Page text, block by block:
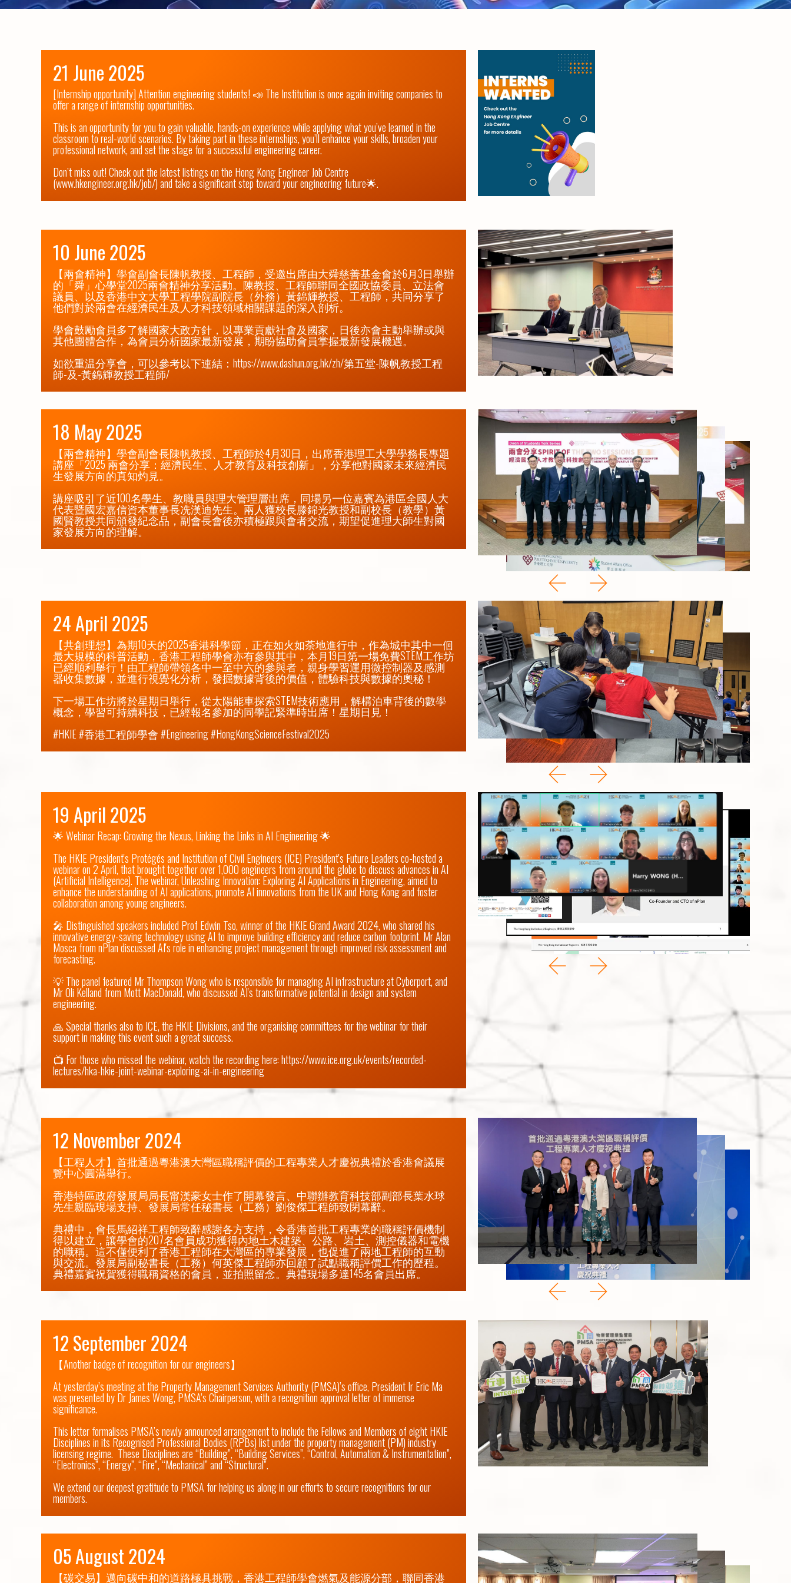
21 June 2025
[Internship opportunity] Attention engineering students! 📣 The Institution is once again inviting companies to
offer a range of internship opportunities.
This is an opportunity for you to gain valuable, hands-on experience while applying what you’ve learned in the
classroom to real-world scenarios. By taking part in these internships, you’ll enhance your skills, broaden your
professional network, and set the stage for a successful engineering career.
Don’t miss out! Check out the latest listings on the Hong Kong Engineer Job Centre
(www.hkengineer.org.hk/job/) and take a significant step toward your engineering future🌟.
10 June 2025
【兩會精神】學會副會長陳帆教授、工程師，受邀出席由大舜慈善基金會於6月3日舉辦
的「舜」心學堂2025兩會精神分享活動。陳教授、工程師聯同全國政協委員、立法會
議員、以及香港中文大學工程學院副院長（外務）黃錦輝教授、工程師，共同分享了
他們對於兩會在經濟民生及人才科技領域相關課題的深入剖析。
學會鼓勵會員多了解國家大政方針，以專業貢獻社會及國家，日後亦會主動舉辦或與
其他團體合作，為會員分析國家最新發展，期盼協助會員掌握最新發展機遇。
如欲重温分享會，可以參考以下連結： https://www.dashun.org.hk/zh/第五堂-陳帆教授工程
師-及-黃錦輝教授工程師/
18 May 2025
【兩會精神】學會副會長陳帆教授、工程師於4月30日，出席香港理工大學學務長專題
講座「2025 兩會分享：經濟民生、人才教育及科技創新」，分享他對國家未來經濟民
生發展方向的真知灼見。
講座吸引了近100名學生、教職員與理大管理層出席，同場另一位嘉賓為港區全國人大
代表暨國宏嘉信資本董事長冼漢迪先生。兩人獲校長滕錦光教授和副校長（教學）黃
國賢教授共同頒發紀念品，副會長會後亦積極跟與會者交流，期望促進理大師生對國
家發展方向的理解。
24 April 2025
【共創理想】為期10天的2025香港科學節，正在如火如荼地進行中，作為城中其中一佪
最大規模的科普活動，香港工程師學會亦有參與其中，本月19日第一場免費STEM工作坊
已經順利舉行！由工程師帶領各中一至中六的參與者，親身學習運用微控制器及感測
器收集數據，並進行視覺化分析，發掘數據背後的價值，體驗科技與數據的奧秘！
下一場工作坊將於星期日舉行，從太陽能車探索STEM技術應用，解構泊車背後的數學
概念，學習可持續科技，已經報名參加的同學記緊準時出席！星期日見！
#HKIE #香港工程師學會 #Engineering #HongKongScienceFestival2025
19 April 2025
🌟 Webinar Recap: Growing the Nexus, Linking the Links in AI Engineering 🌟
The HKIE President's Protégés and Institution of Civil Engineers (ICE) President's Future Leaders co-hosted a
webinar on 2 April, that brought together over 1,000 engineers from around the globe to discuss advances in AI
(Artificial Intelligence). The webinar, Unleashing Innovation: Exploring AI Applications in Engineering, aimed to
enhance the understanding of AI applications, promote AI innovations from the UK and Hong Kong and foster
collaboration among young engineers.
🎤 Distinguished speakers included Prof Edwin Tso, winner of the HKIE Grand Award 2024, who shared his
innovative energy-saving technology using AI to improve building efficiency and reduce carbon footprint. Mr Alan
Mosca from nPlan discussed AI's role in enhancing project management through improved risk assessment and
forecasting.
💡 The panel featured Mr Thompson Wong who is responsible for managing AI infrastructure at Cyberport, and
Mr Oli Kelland from Mott MacDonald, who discussed AI's transformative potential in design and system
engineering.
🙏 Special thanks also to ICE, the HKIE Divisions, and the organising committees for the webinar for their
support in making this event such a great success.
📺 For those who missed the webinar, watch the recording here: https://www.ice.org.uk/events/recorded-
lectures/hka-hkie-joint-webinar-exploring-ai-in-engineering
12 November 2024
【工程人才】首批通過粵港澳大灣區職稱評價的工程專業人才慶祝典禮於香港會議展
覽中心圓滿舉行。
香港特區政府發展局局長甯漢豪女士作了開幕發言、中聯辦教育科技部副部長葉水球
先生親臨現場支持、發展局常任秘書長（工務）劉俊傑工程師致閉幕辭。
典禮中，會長馬紹祥工程師致辭感謝各方支持，令香港首批工程專業的職稱評價機制
得以建立，讓學會的207名會員成功獲得內地土木建築、公路、岩土、測控儀器和電機
的職稱。這不僅便利了香港工程師在大灣區的專業發展，也促進了兩地工程師的互動
與交流。發展局副秘書長（工務）何英傑工程師亦回顧了試點職稱評價工作的歷程。
典禮嘉賓祝賀獲得職稱資格的會員，並拍照留念。典禮現場多達145名會員出席。
12 September 2024
【Another badge of recognition for our engineers】
At yesterday’s meeting at the Property Management Services Authority (PMSA)’s office, President Ir Eric Ma
was presented by Dr James Wong, PMSA’s Chairperson, with a recognition approval letter of immense
significance.
This letter formalises PMSA’s newly announced arrangement to include the Fellows and Members of eight HKIE
Disciplines in its Recognised Professional Bodies (RPBs) list under the property management (PM) industry
licensing regime.  These Disciplines are “Building”, “Building Services”, “Control, Automation & Instrumentation”,
“Electronics”, “Energy”, “Fire”, “Mechanical” and “Structural”.
We extend our deepest gratitude to PMSA for helping us along in our efforts to secure recognitions for our
members.
05 August 2024
【碳交易】邁向碳中和的道路極具挑戰，香港工程師學會燃氣及能源分部，聯同香港